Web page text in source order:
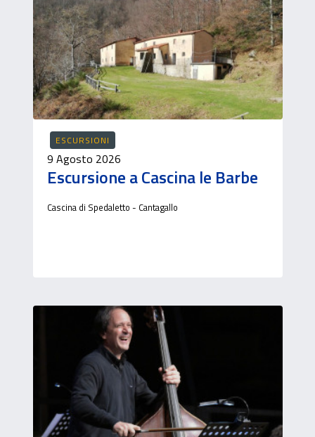
ESCURSIONI
9 Agosto 2026
Escursione a Cascina le Barbe
Cascina di Spedaletto - Cantagallo